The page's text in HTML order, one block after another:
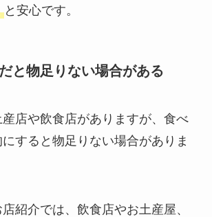
と安心です。
と物足りない場合がある
店や飲食店がありますが、食べ
すると物足りない場合がありま
紹介では、飲食店やお土産屋、